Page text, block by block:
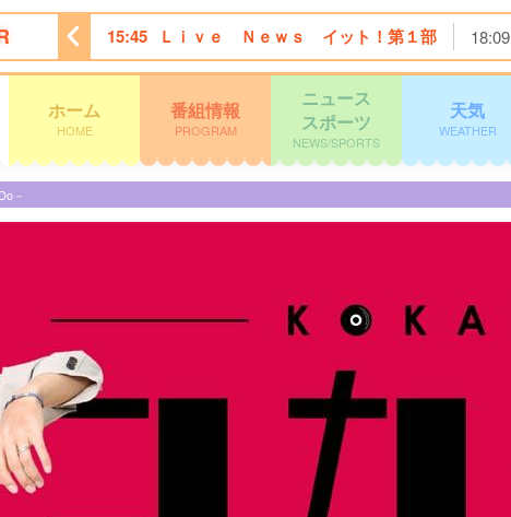
イニング 15:45 Ｌｉｖｅ Ｎｅｗｓ イット！第１部 18:09
ホーム
HOME
番組情報
PROGRAM
ニュース
スポーツ
NEWS/SPORTS
天気
WEATHER
－